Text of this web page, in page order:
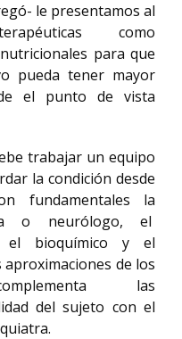
le presentamos al
como
para que
pueda tener mayor
el punto de vista
trabajar un equipo
la condición desde
fundamentales la
o neurólogo, el
el bioquímico y el
de los
las
del sujeto con el